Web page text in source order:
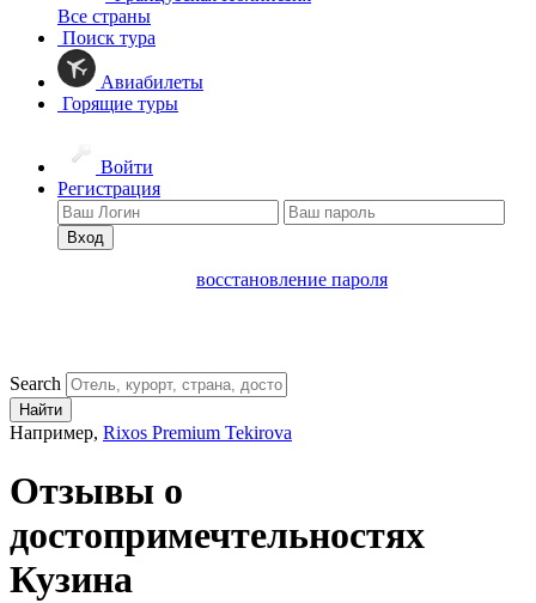
Все страны
Поиск тура
Авиабилеты
Горящие туры
Войти
Регистрация
Вход
восстановление пароля
Search
Найти
Например, Rixos Premium Tekirova
Отзывы о
достопримечтельностях
Кузина